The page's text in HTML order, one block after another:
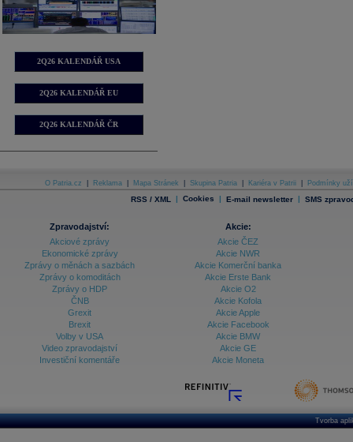
2Q26 KALENDÁŘ USA
2Q26 KALENDÁŘ EU
2Q26 KALENDÁŘ ČR
O Patria.cz Reklama Mapa Stránek Skupina Patria Kariéra v Patrii Podmínky
RSS / XML | Cookies | E-mail newsletter | SMS
Zpravodajství:
Akciové zprávy
Ekonomické zprávy
Zprávy o měnách a sazbách
Zprávy o komoditách
Zprávy o HDP
ČNB
Grexit
Brexit
Volby v USA
Video zpravodajství
Investiční komentáře
Akcie:
Akcie ČEZ
Akcie NWR
Akcie Komerční banka
Akcie Erste Bank
Akcie O2
Akcie Kofola
Akcie Apple
Akcie Facebook
Akcie BMW
Akcie GE
Akcie Moneta
Tvorba